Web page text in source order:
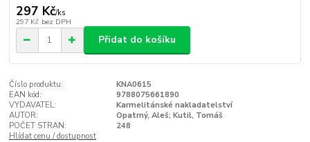
297 Kč/ks
297 Kč bez DPH
Přidat do košíku
Číslo produktu:
KNA0615
EAN kód:
9788075661890
VYDAVATEL:
Karmelitánské nakladatelství
AUTOR:
Opatrný, Aleš; Kutil, Tomáš
POČET STRAN:
248
Hlídat cenu / dostupnost